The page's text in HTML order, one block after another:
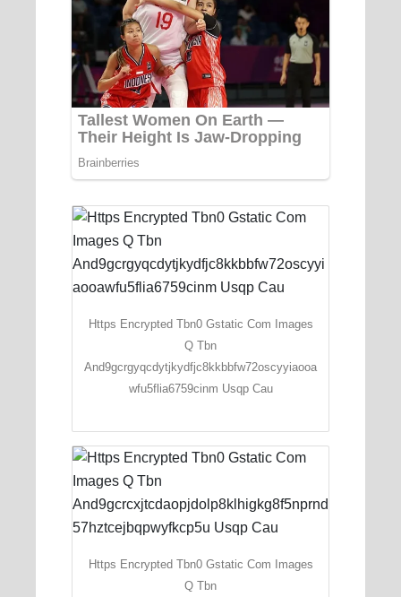
Https Encrypted Tbn0 Gstatic Com Images
Q Tbn
And9gcrgyqcdytjkydfjc8kkbbfw72oscyyiaooa
wfu5flia6759cinm Usqp Cau
Https Encrypted Tbn0 Gstatic Com Images
Q Tbn